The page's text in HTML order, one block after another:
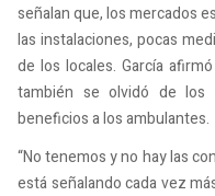
señalan que, los mercados
las instalaciones, pocas
de los locales. García
también se olvidó de los
beneficios a los ambulantes.
“No tenemos y no hay las
está señalando cada vez